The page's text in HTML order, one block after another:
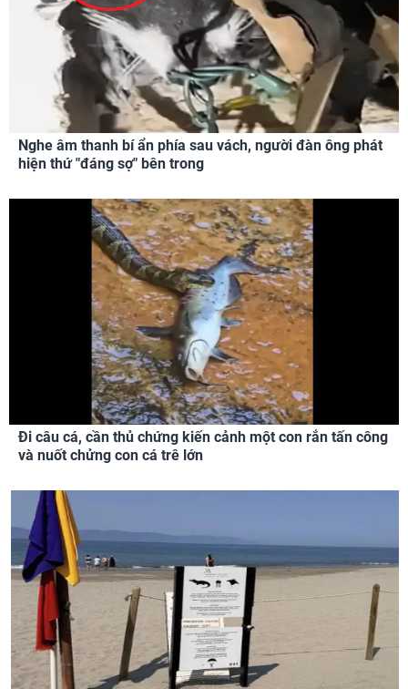
Nghe âm thanh bí ẩn phía sau vách, người đàn ông phát
hiện thứ "đáng sợ" bên trong
Đi câu cá, cần thủ chứng kiến cảnh một con rắn tấn công
và nuốt chửng con cá trê lớn